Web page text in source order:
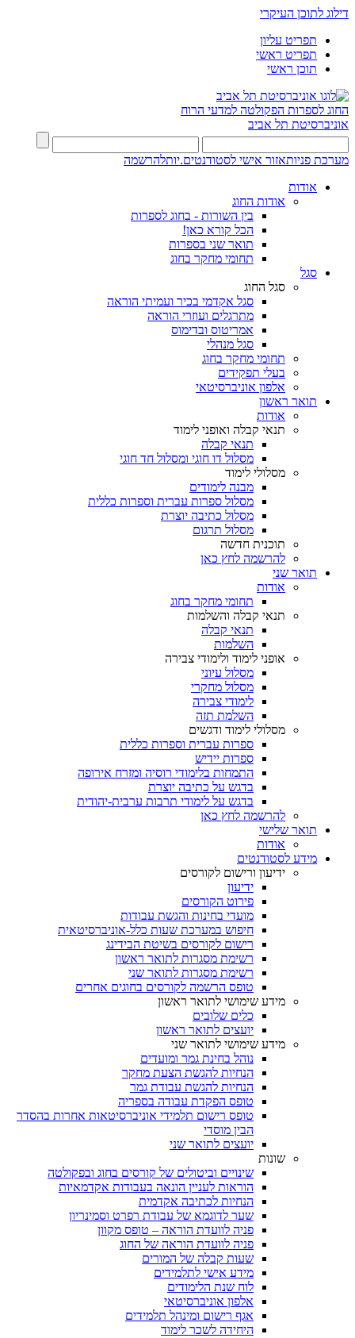
דילוג לתוכן העיקרי
תפריט עליון
תפריט ראשי
תוכן ראשי
החוג לספרות הפקולטה למדעי הרוח
אוניברסיטת תל אביב
מערכת פניותאזור אישי לסטודנטים.יותלהרשמה
אודות
אודות החוג
בין השורות - בחוג לספרות
הכל קורא כאן!
תואר שני בספרות
תחומי מחקר בחוג
סגל
סגל החוג
סגל אקדמי בכיר ועמיתי הוראה
מתרגלים ועוזרי הוראה
אמריטוס ובדימוס
סגל מנהלי
תחומי מחקר בחוג
בעלי תפקידים
אלפון אוניברסיטאי
תואר ראשון
אודות
תנאי קבלה ואופני לימוד
תנאי קבלה
מסלול דו חוגי ומסלול חד חוגי
מסלולי לימוד
מבנה לימודים
מסלול ספרות עברית וספרות כללית
מסלול כתיבה יוצרת
מסלול תרגום
תוכנית חדשה
להרשמה לחץ כאן
תואר שני
אודות
תחומי מחקר בחוג
תנאי קבלה והשלמות
תנאי קבלה
השלמות
אופני לימוד ולימודי צבירה
מסלול עיוני
מסלול מחקרי
לימודי צבירה
השלמת תזה
מסלולי לימוד ודגשים
ספרות עברית וספרות כללית
ספרות יידיש
התמחות בלימודי רוסיה ומזרח אירופה
בדגש על כתיבה יוצרת
בדגש על לימודי תרבות ערבית-יהודית
להרשמה לחץ כאן
תואר שלישי
אודות
מידע לסטודנטים
ידיעון ורישום לקורסים
ידיעון
פירוט הקורסים
מועדי בחינות והגשת עבודות
חיפוש במערכת שעות כלל-אוניברסיטאית
רישום לקורסים בשיטת הבידינג
רשימת מסגרות לתואר ראשון
רשימת מסגרות לתואר שני
טופס הרשמה לקורסים בחוגים אחרים
מידע שימושי לתואר ראשון
כלים שלובים
יועצים לתואר ראשון
מידע שימושי לתואר שני
נוהל בחינת גמר ומועדים
הנחיות להגשת הצעת מחקר
הנחיות להגשת עבודת גמר
טופס הפקדת עבודה בספריה
טופס רישום תלמידי אוניברסיטאות אחרות בהסדר
הבין מוסדי
יועצים לתואר שני
שונות
שינויים וביטולים של קורסים בחוג ובפקולטה
הוראות לעניין הונאה בעבודות אקדמאיות
הנחיות לכתיבה אקדמית
שער לדוגמא של עבודת רפרט וסמינריון
פניה לוועדת הוראה – טופס מקוון
פניה לוועדת הוראה של החוג
שעות קבלה של המורים
מידע אישי לתלמידים
לוח שנת הלימודים
אלפון אוניברסיטאי
אגף רישום ומינהל תלמידים
היחידה לשכר לימוד